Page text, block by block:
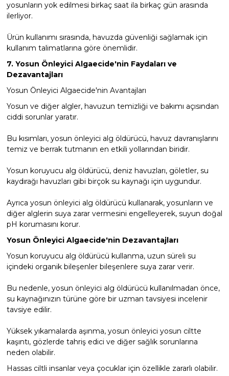
yosunların yok edilmesi birkaç saat ila birkaç gün arasında
ilerliyor.
Ürün kullanımı sırasında, havuzda güvenliği sağlamak için
kullanım talimatlarına göre önemlidir.
7. Yosun Önleyici Algaecide'nin Faydaları ve
Dezavantajları
Yosun Önleyici Algaecide'nin Avantajları
Yosun ve diğer algler, havuzun temizliği ve bakımı açısından
ciddi sorunlar yaratır.
Bu kısımları, yosun önleyici alg öldürücü, havuz davranışlarını
temiz ve berrak tutmanın en etkili yollarından biridir.
Yosun koruyucu alg öldürücü, deniz havuzları, göletler, su
kaydırağı havuzları gibi birçok su kaynağı için uygundur.
Ayrıca yosun önleyici alg öldürücü kullanarak, yosunların ve
diğer alglerin suya zarar vermesini engelleyerek, suyun doğal
pH korumasını korur.
Yosun Önleyici Algaecide'nin Dezavantajları
Yosun koruyucu alg öldürücü kullanma, uzun süreli su
içindeki organik bileşenler bileşenlere suya zarar verir.
Bu nedenle, yosun önleyici alg öldürücü kullanılmadan önce,
su kaynağınızın türüne göre bir uzman tavsiyesi incelenir
tavsiye edilir.
Yüksek yıkamalarda aşınma, yosun önleyici yosun ciltte
kaşıntı, gözlerde tahriş edici ve diğer sağlık sorunlarına
neden olabilir.
Hassas ciltli insanlar veya çocuklar için özellikle zararlı olabilir.